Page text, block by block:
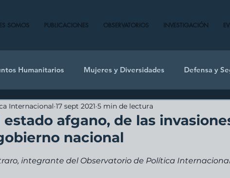
SOMOS PUBLICACIONES OBSERVATORIOS INVESTIGACIÓN
Humanitarios Mujeres y Diversidades Defensa y
afgano, de las
nacional
Internacional 17 sept 2021 5 min de lectura
integrante del Observatorio de Política